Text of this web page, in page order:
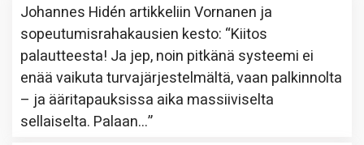
Johannes Hidén artikkeliinVornanen ja
sopeutumisrahakausien kesto: “Kiitos
palautteesta! Ja jep, noin pitkänä systeemi ei
enää vaikuta turvajärjestelmältä, vaan palkinnolta
– ja ääritapauksissa aika massiiviselta
sellaiselta. Palaan…”